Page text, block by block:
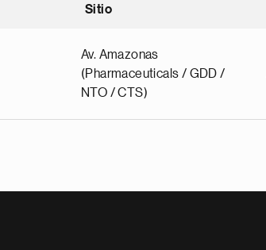
Sitio
Av. Amazonas
(Pharmaceuticals / GDD /
NTO / CTS)